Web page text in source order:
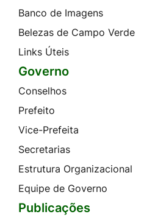
Banco de Imagens
Belezas de Campo Verde
Links Úteis
Governo
Conselhos
Prefeito
Vice-Prefeita
Secretarias
Estrutura Organizacional
Equipe de Governo
Publicações